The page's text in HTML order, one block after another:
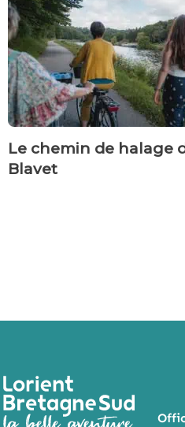
Le chemin de halage
Blavet